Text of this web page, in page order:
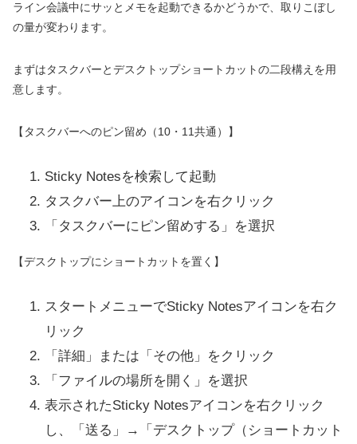
ライン会議中にサッとメモを起動できるかどうかで、取りこぼし
の量が変わります。
まずはタスクバーとデスクトップショートカットの二段構えを用
意します。
【タスクバーへのピン留め（10・11共通）】
Sticky Notesを検索して起動
タスクバー上のアイコンを右クリック
「タスクバーにピン留めする」を選択
【デスクトップにショートカットを置く】
スタートメニューでSticky Notesアイコンを右ク
リック
「詳細」または「その他」をクリック
「ファイルの場所を開く」を選択
表示されたSticky Notesアイコンを右クリック
し、「送る」→「デスクトップ（ショートカット